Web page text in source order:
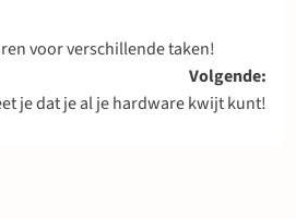
voor verschillende taken!
Volgende:
je dat je al je hardware kwijt kunt!